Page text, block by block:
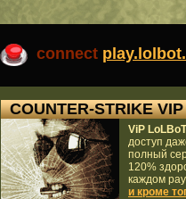
connect
COUNTER-STRIKE VIP
ViP LoLBoT
доступ
полный
120%
каждом
и кроме